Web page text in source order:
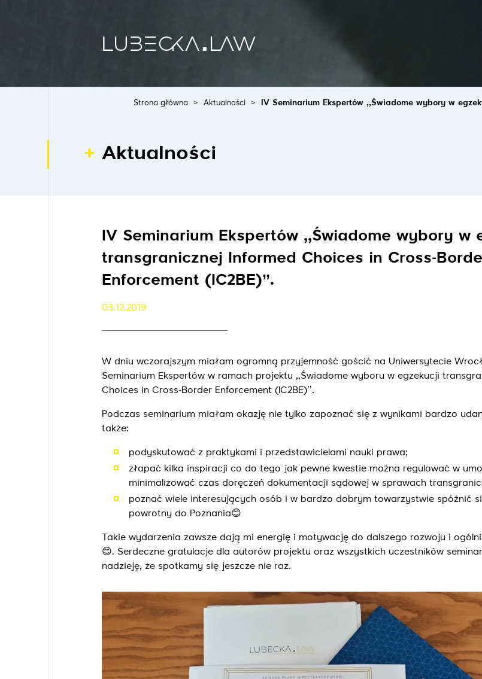
Strona główna > Aktualności >
IV Seminarium Ekspertów ,,Świadome wybory w
Aktualności
IV Seminarium Ekspertów ,,Świadome wybory w
transgranicznej Informed Choices in Cross-
Enforcement (IC2BE)’’.
03.12.2019
W dniu wczorajszym miałam ogromną przyjemność gościć na Uniwersytecie
Seminarium Ekspertów w ramach projektu ,,Świadome wyboru w egzekucji
Choices in Cross-Border Enforcement (IC2BE)’’.
Podczas seminarium miałam okazję nie tylko zapoznać się z wynikami bardzo
także:
podyskutować z praktykami i przedstawicielami nauki prawa;
złapać kilka inspiracji co do tego jak pewne kwestie można regulować w
minimalizować czas doręczeń dokumentacji sądowej w sprawach
poznać wiele interesujących osób i w bardzo dobrym towarzystwie spóźnić
powrotny do Poznania😊
Takie wydarzenia zawsze dają mi energię i motywację do dalszego rozwoju i
😊. Serdeczne gratulacje dla autorów projektu oraz wszystkich uczestników
nadzieję, że spotkamy się jeszcze nie raz.